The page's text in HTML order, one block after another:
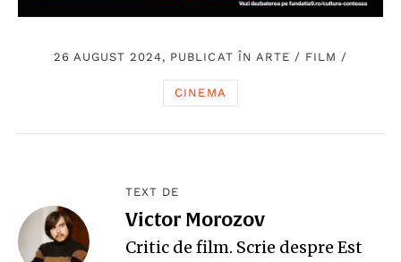
26 AUGUST 2024, PUBLICAT ÎN ARTE / FILM /
CINEMA
TEXT DE
Victor Morozov
Critic de film. Scrie despre Est